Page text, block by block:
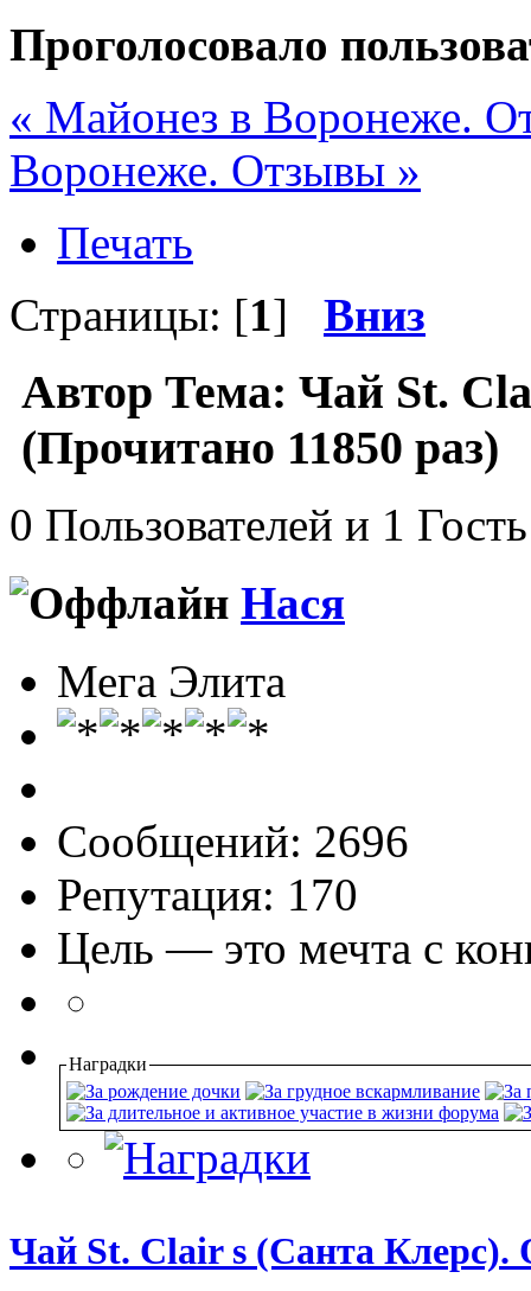
Проголосовало
« Майонез в Воронеже.
Воронеже. Отзывы »
Печать
Страницы: [1] Вниз
Автор Тема: Чай St.
(Прочитано 11850 раз)
0 Пользователей и 1
Нася
Мега Элита
Сообщений: 2696
Репутация: 170
Цель — это мечта с
Наградки
Чай St. Clair s (Санта Клерс).